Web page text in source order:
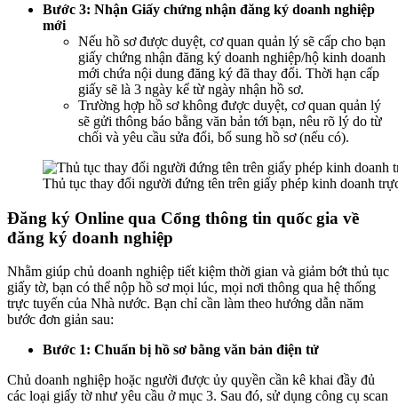
Bước 3: Nhận Giấy chứng nhận đăng ký doanh nghiệp
mới
Nếu hồ sơ được duyệt, cơ quan quản lý sẽ cấp cho bạn
giấy chứng nhận đăng ký doanh nghiệp/hộ kinh doanh
mới chứa nội dung đăng ký đã thay đổi. Thời hạn cấp
giấy sẽ là 3 ngày kể từ ngày nhận hồ sơ.
Trường hợp hồ sơ không được duyệt, cơ quan quản lý
sẽ gửi thông báo bằng văn bản tới bạn, nêu rõ lý do từ
chối và yêu cầu sửa đổi, bổ sung hồ sơ (nếu có).
Thủ tục thay đổi người đứng tên trên giấy phép kinh doanh
Đăng ký Online qua Cổng thông tin quốc gia về
đăng ký doanh nghiệp
Nhằm giúp chủ doanh nghiệp tiết kiệm thời gian và giảm bớt thủ tục
giấy tờ, bạn có thể nộp hồ sơ mọi lúc, mọi nơi thông qua hệ thống
trực tuyến của Nhà nước. Bạn chỉ cần làm theo hướng dẫn năm
bước đơn giản sau:
Bước 1: Chuẩn bị hồ sơ bằng văn bản điện tử
Chủ doanh nghiệp hoặc người được ủy quyền cần kê khai đầy đủ
các loại giấy tờ như yêu cầu ở mục 3. Sau đó, sử dụng công cụ scan